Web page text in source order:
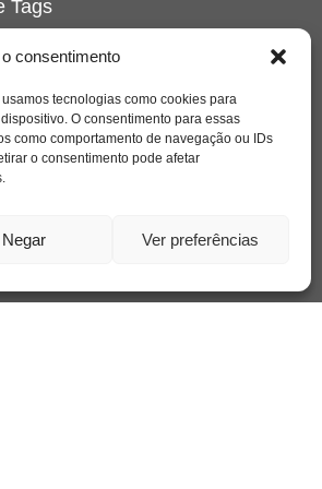
consentimento
tecnologias como cookies para
O consentimento para essas
como comportamento de navegação ou IDs
o consentimento pode afetar
Negar Ver preferências
Tags
cultura depressao
família filme
insight jung liberdade livro
maternidade
relato